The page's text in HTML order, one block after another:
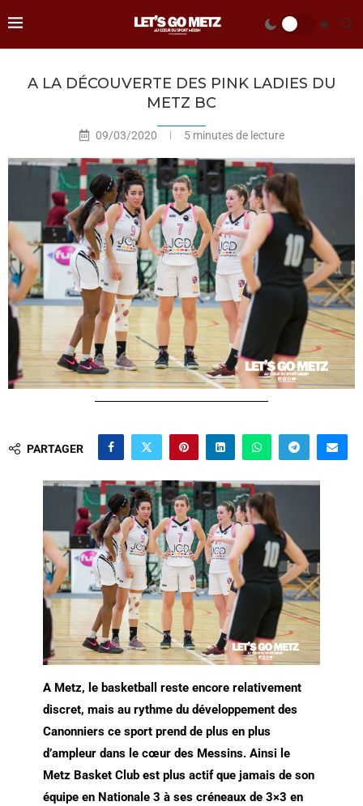
A LA DÉCOUVERTE DES PINK LADIES DU
METZ BC
09/03/2020 5 minutes de lecture
PARTAGER
A Metz, le basketball reste encore relativement
discret, mais au rythme du développement des
Canonniers ce sport prend de plus en plus
d’ampleur dans le cœur des Messins. Ainsi le
Metz Basket Club est plus actif que jamais de son
équipe en Nationale 3 à ses créneaux de 3×3 en